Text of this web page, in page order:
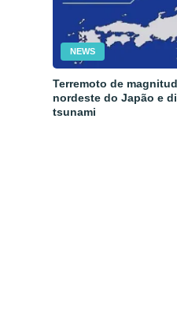
NEWS
Terremoto de
nordeste do Japão e
tsunami